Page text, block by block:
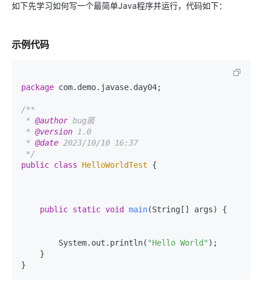
如下先学习如何写一个最简单Java程序并运行，代码如下：
示例代码
package com.demo.javase.day04;
/**
* @author bug菌
* @version 1.0
* @date 2023/10/10 16:37
*/
public class HelloWorldTest {
public static void main(String[] args) {
        System.out.println(
"Hello World" );